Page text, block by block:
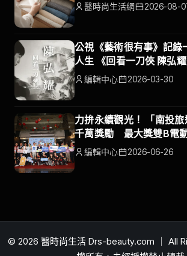
醫時尚生活網 2026-08-
公視《藝術很有事》記錄
人生 《回看一刀俠 陳弘
代 編輯中心 2026-03-30
力拚永續觀光！ 「南投
千萬獎勵 最大獎雙B電
編輯中心 2026-06-26
© 2026 醫時尚生活 Drs-beauty.com ｜ All